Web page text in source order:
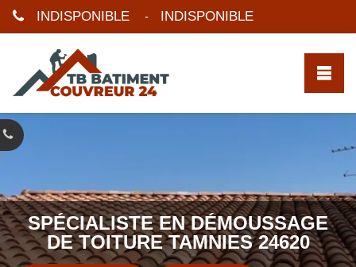
INDISPONIBLE - INDISPONIBLE
SPÉCIALISTE EN DÉMOUSSAGE
DE TOITURE TAMNIES 24620